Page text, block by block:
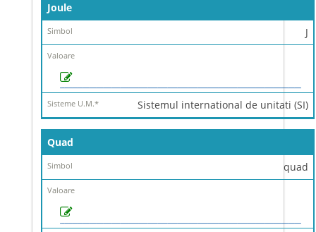
Joule
J
Sistemul international de unitati (SI)
Quad
quad